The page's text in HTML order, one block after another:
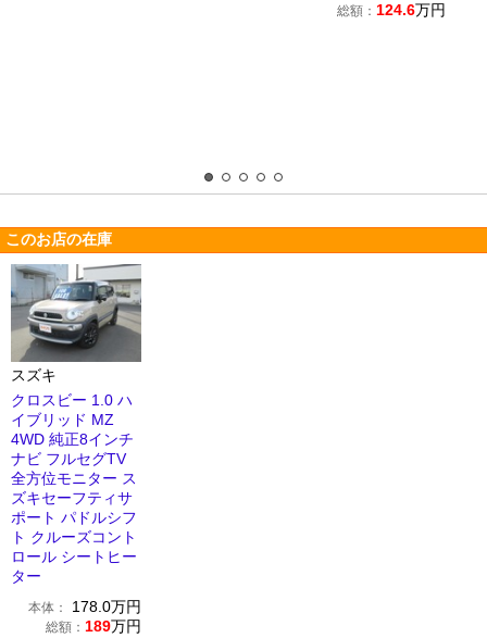
総額： 124.6万円
このお店の在庫
スズキ
クロスビー 1.0 ハ
イブリッド MZ
4WD 純正8インチ
ナビ フルセグTV
全方位モニター ス
ズキセーフティサ
ポート パドルシフ
ト クルーズコント
ロール シートヒー
ター
本体： 178.0万円
総額： 189万円